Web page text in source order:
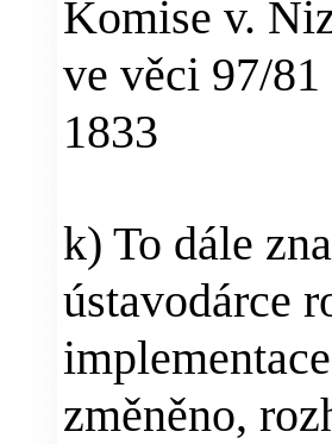
Komise v.
ve věci 97/
1833
k) To dále
ústavodárce
změněno,